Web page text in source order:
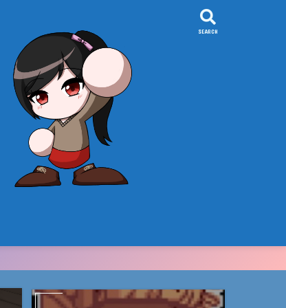
SEARCH